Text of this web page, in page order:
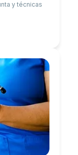
y técnicas